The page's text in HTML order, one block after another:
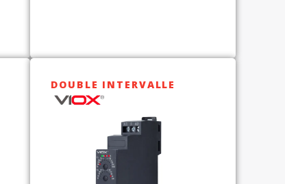
DOUBLE INTERVALLE